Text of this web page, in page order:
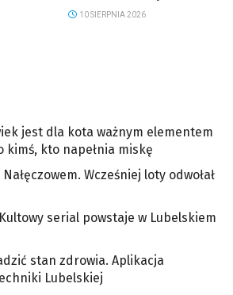
10 SIERPNIA 2026
jest dla kota ważnym elementem
kimś, kto napełnia miskę
Wcześniej loty odwołał
serial powstaje w Lubelskiem
stan zdrowia. Aplikacja
Lubelskiej